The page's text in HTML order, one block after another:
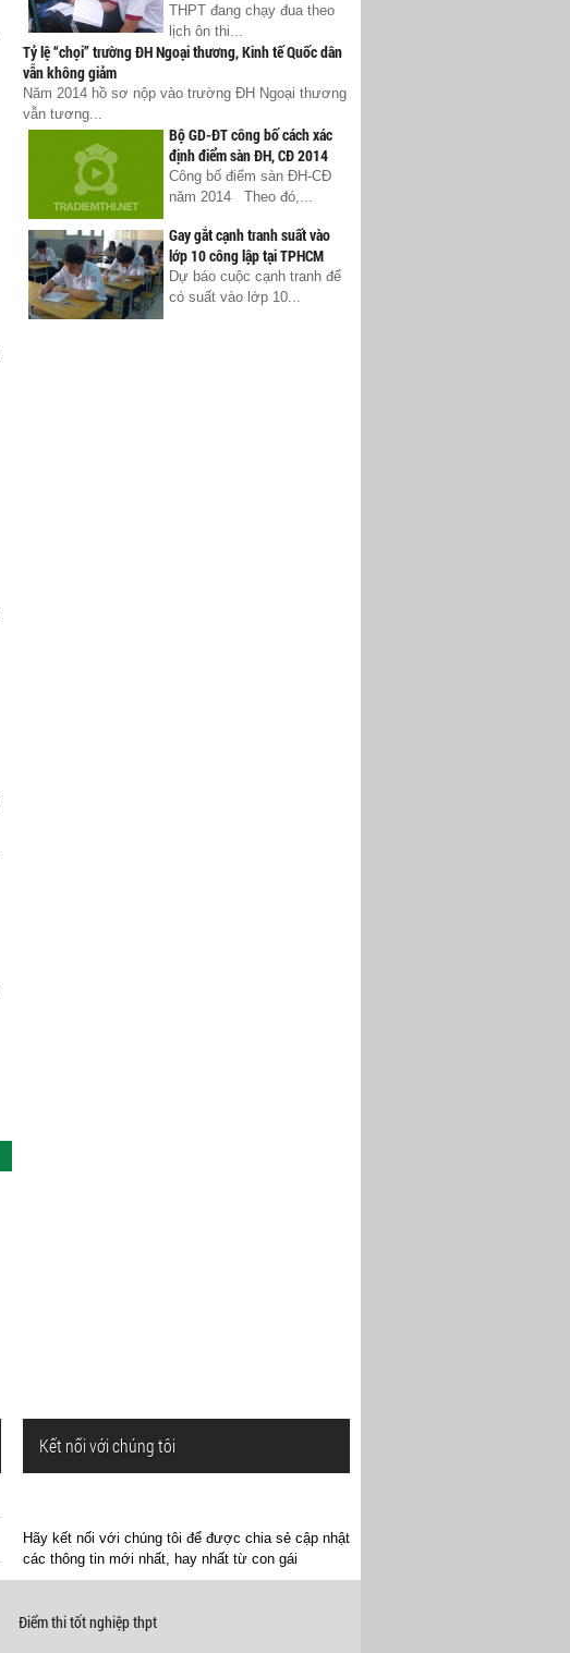
THPT đang chạy đua theo
lịch ôn thi...
Tỷ lệ “chọi” trường ĐH Ngoại thương, Kinh tế Quốc dân
vẫn không giảm
Năm 2014 hồ sơ nộp vào trường ĐH Ngoại thương
vẫn tương...
Bộ GD-ĐT công bố cách xác
định điểm sàn ĐH, CĐ 2014
Công bố điểm sàn ĐH-CĐ
năm 2014 Theo đó,...
Gay gắt cạnh tranh suất vào
lớp 10 công lập tại TPHCM
Dự báo cuộc cạnh tranh để
có suất vào lớp 10...
Kết nối với chúng tôi
Hãy kết nối với chúng tôi để được chia sẻ cập nhật
các thông tin mới nhất, hay nhất từ con gái
Điểm thi tốt nghiệp thpt